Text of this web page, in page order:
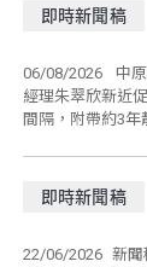
即時新聞稿
06/08/2026
中
經理朱翠欣新近
間隔，附帶約3年
即時新聞稿
22/06/2026 新聞